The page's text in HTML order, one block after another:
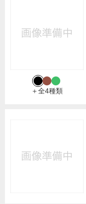
＋全4種類